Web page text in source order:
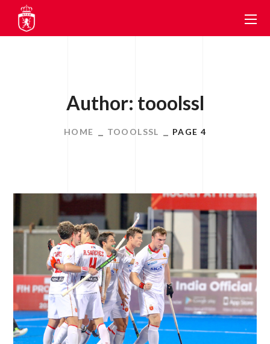
Author: tooolssl
HOME TOOOLSSL PAGE 4